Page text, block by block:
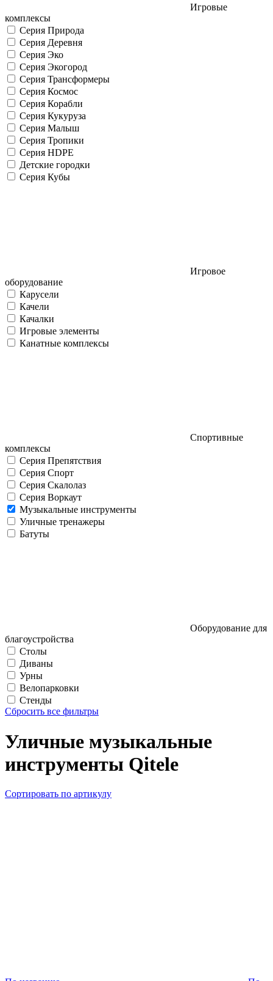
Игровые
комплексы
Серия Природа
Серия Деревня
Серия Эко
Серия Экогород
Серия Трансформеры
Серия Космос
Серия Корабли
Серия Кукуруза
Серия Малыш
Серия Тропики
Серия HDPE
Детские городки
Серия Кубы
Игровое
оборудование
Карусели
Качели
Качалки
Игровые элементы
Канатные комплексы
Спортивные
комплексы
Серия Препятствия
Серия Спорт
Серия Скалолаз
Серия Воркаут
Музыкальные инструменты
Уличные тренажеры
Батуты
Оборудование для
благоустройства
Столы
Диваны
Урны
Велопарковки
Стенды
Сбросить все фильтры
Уличные музыкальные
инструменты Qitele
Сортировать по артикулу